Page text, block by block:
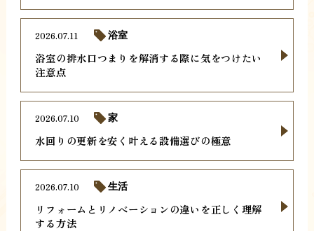
浴室の排水口つまりを解消する際に気をつけたい
注意点
2026.07.11 浴室
水回りの更新を安く叶える設備選びの極意
2026.07.10 家
リフォームとリノベーションの違いを正しく理解
する方法
2026.07.10 生活